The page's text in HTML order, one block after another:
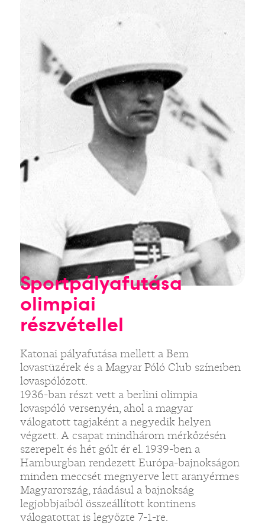
Sportpályafutása
olimpiai
részvétellel
Katonai pályafutása mellett a Bem
lovastüzérek és a Magyar Póló Club színeiben
lovaspólózott.
1936-ban részt vett a berlini olimpia
lovaspóló versenyén, ahol a magyar
válogatott tagjaként a negyedik helyen
végzett. A csapat mindhárom mérkőzésén
szerepelt és hét gólt ér el. 1939-ben a
Hamburgban rendezett Európa-bajnokságon
minden meccsét megnyerve lett aranyérmes
Magyarország, ráadásul a bajnokság
legjobbjaiból összeállított kontinens
válogatottat is legyőzte 7-1-re.